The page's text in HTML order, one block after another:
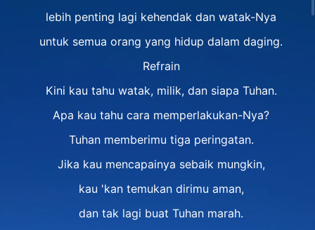
lebih penting lagi kehendak dan watak-Nya
untuk semua orang yang hidup dalam daging.
Refrain
Kini kau tahu watak, milik, dan siapa Tuhan.
Apa kau tahu cara memperlakukan-Nya?
Tuhan memberimu tiga peringatan.
Jika kau mencapainya sebaik mungkin,
kau 'kan temukan dirimu aman,
dan tak lagi buat Tuhan marah.